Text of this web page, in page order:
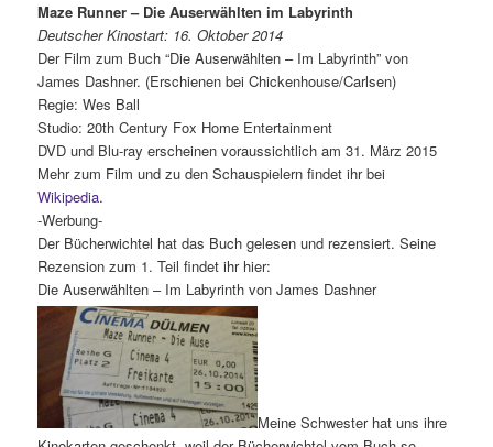
Maze Runner – Die Auserwählten im Labyrinth
Deutscher Kinostart: 16. Oktober 2014
Der Film zum Buch “Die Auserwählten – Im Labyrinth” von
James Dashner. (Erschienen bei Chickenhouse/Carlsen)
Regie: Wes Ball
Studio: 20th Century Fox Home Entertainment
DVD und Blu-ray erscheinen voraussichtlich am 31. März 2015
Mehr zum Film und zu den Schauspielern findet ihr bei
Wikipedia.
-Werbung-
Der Bücherwichtel hat das Buch gelesen und rezensiert. Seine
Rezension zum 1. Teil findet ihr hier:
Die Auserwählten – Im Labyrinth von James Dashner
Meine Schwester hat uns ihre